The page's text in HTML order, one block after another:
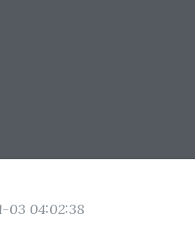
03 04:02:38